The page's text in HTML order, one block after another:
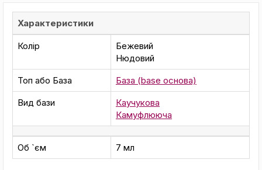
Характеристики
Колір
Бежевий
Нюдовий
Топ або База
База (base основа)
Вид бази
Каучукова
Камуфлююча
Об `єм 7 мл